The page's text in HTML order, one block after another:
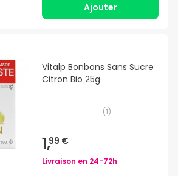
Ajouter
Vitalp Bonbons Sans Sucre
Citron Bio 25g
(1)
1,99 €
Livraison en 24-72h